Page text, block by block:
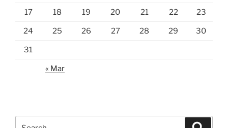
17 18 19 20 21 22 23
24 25 26 27 28 29 30
31
« Mar